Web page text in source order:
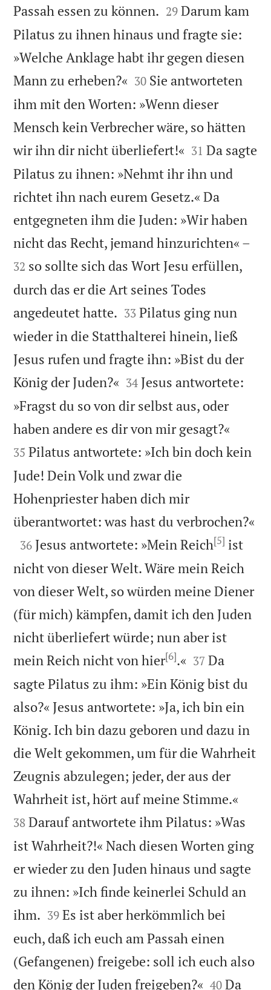
Passah essen zu können. 

29 Darum kam
Pilatus zu ihnen hinaus und fragte sie:
»Welche Anklage habt ihr gegen diesen
Mann zu erheben?« 

30 Sie antworteten
ihm mit den Worten: »Wenn dieser
Mensch kein Verbrecher wäre, so hätten
wir ihn dir nicht überliefert!« 

31 Da sagte
Pilatus zu ihnen: »Nehmt ihr ihn und
richtet ihn nach eurem Gesetz.« Da
entgegneten ihm die Juden: »Wir haben
nicht das Recht, jemand hinzurichten« –
32 so sollte sich das Wort Jesu erfüllen,
durch das er die Art seines Todes
angedeutet hatte. 

33 Pilatus ging nun
wieder in die Statthalterei hinein, ließ
Jesus rufen und fragte ihn: »Bist du der
König der Juden?« 

34 Jesus antwortete:
»Fragst du so von dir selbst aus, oder
haben andere es dir von mir gesagt?«
35 Pilatus antwortete: »Ich bin doch kein
Jude! Dein Volk und zwar die
Hohenpriester haben dich mir
überantwortet: was hast du verbrochen?«

36 Jesus antwortete: »Mein Reich[5] ist
nicht von dieser Welt. Wäre mein Reich
von dieser Welt, so würden meine Diener
(für mich) kämpfen, damit ich den Juden
nicht überliefert würde; nun aber ist
mein Reich nicht von hier[6].« 

37 Da
sagte Pilatus zu ihm: »Ein König bist du
also?« Jesus antwortete: »Ja, ich bin ein
König. Ich bin dazu geboren und dazu in
die Welt gekommen, um für die Wahrheit
Zeugnis abzulegen; jeder, der aus der
Wahrheit ist, hört auf meine Stimme.«
38 Darauf antwortete ihm Pilatus: »Was
ist Wahrheit?!« Nach diesen Worten ging
er wieder zu den Juden hinaus und sagte
zu ihnen: »Ich finde keinerlei Schuld an
ihm. 

39 Es ist aber herkömmlich bei
euch, daß ich euch am Passah einen
(Gefangenen) freigebe: soll ich euch also
den König der Juden freigeben?« 

40 Da